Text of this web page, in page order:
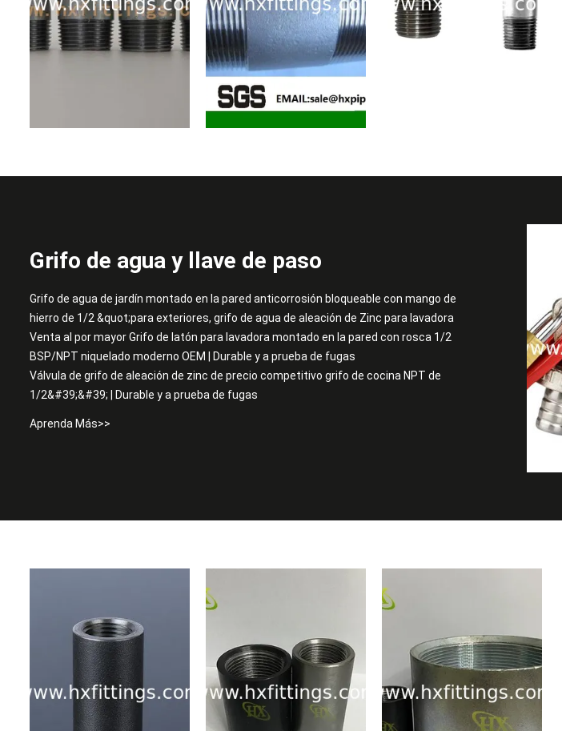
Grifo de agua y llave de paso
Grifo de agua de jardín montado en la pared anticorrosión bloqueable con mango de
hierro de 1/2 &quot;para exteriores, grifo de agua de aleación de Zinc para lavadora
Venta al por mayor Grifo de latón para lavadora montado en la pared con rosca 1/2
BSP/NPT niquelado moderno OEM | Durable y a prueba de fugas
Válvula de grifo de aleación de zinc de precio competitivo grifo de cocina NPT de
1/2&#39;&#39; | Durable y a prueba de fugas
Aprenda Más>>